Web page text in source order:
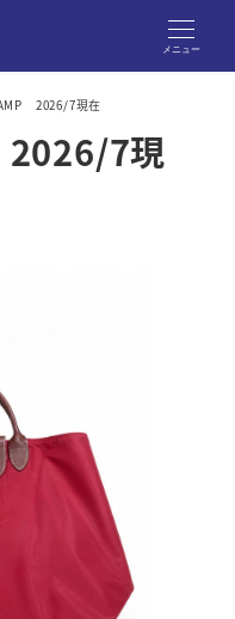
メニュー
2026/7現在
7現